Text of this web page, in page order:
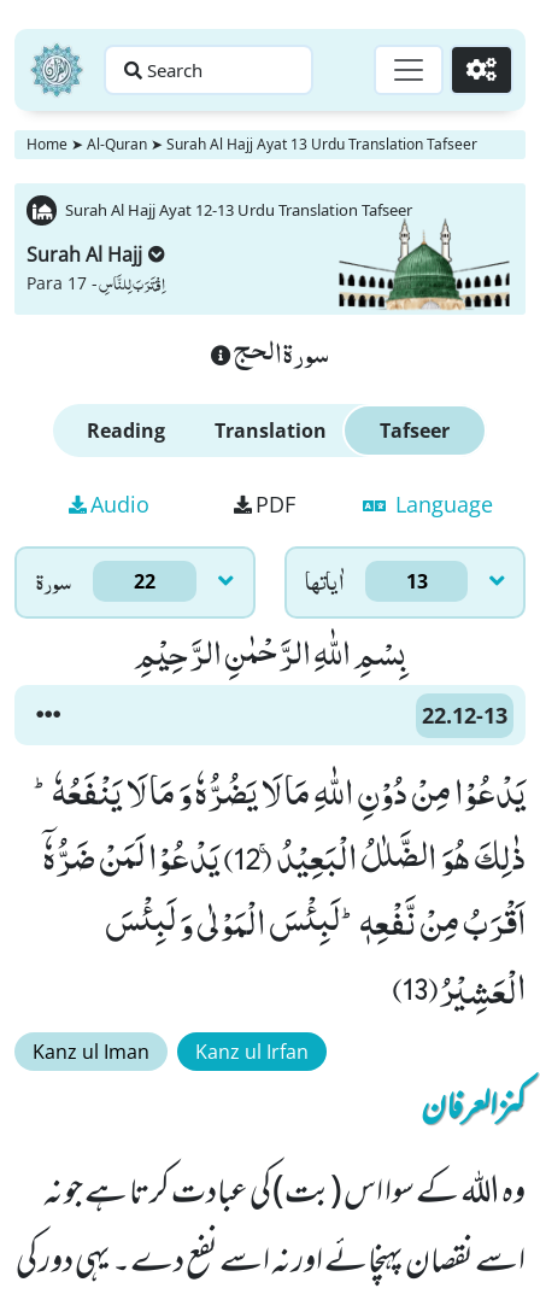
Search Go
Home ➤ Al-Quran ➤ Surah Al Hajj Ayat 13 Urdu Translation Tafseer
Surah Al Hajj Ayat 12-13 Urdu Translation Tafseer
Surah Al Hajj
Para 17 -اِقْتَرَبَ لِلنَّاسِ
سورة الحج
Reading Translation Tafseer
Audio PDF Language
سورۃ 22 اٰياتها 13
بِسْمِ اللّٰهِ الرَّحْمٰنِ الرَّحِیْمِ
22.12-13
یَدْعُوْا مِنْ دُوْنِ اللّٰهِ مَا لَا یَضُرُّهٗ وَ مَا لَا یَنْفَعُهٗؕ-
ذٰلِكَ هُوَ الضَّلٰلُ الْبَعِیْدُۚ (12) یَدْعُوْا لَمَنْ ضَرُّهٗۤ
اَقْرَبُ مِنْ نَّفْعِهٖؕ-لَبِئْسَ الْمَوْلٰى وَ لَبِئْسَ
الْعَشِیْرُ(13)
Kanz ul Iman Kanz ul Irfan
کنزالعرفان
وہ اللہ کے سوا اس (بت) کی عبادت کرتا ہے جو نہ
اسے نقصان پہنچائے اور نہ اسے نفع دے۔ یہی دور کی